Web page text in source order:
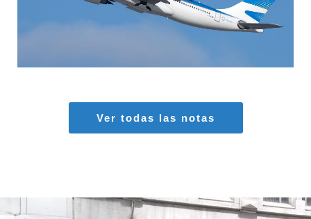
MARIA SONZINI
Ver todas las notas